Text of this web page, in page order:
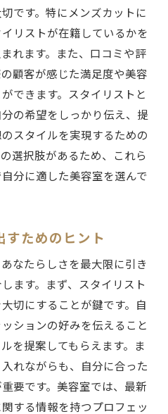
です。特にメンズカットに
リストが在籍しているかを
れます。また、口コミや評
顧客が感じた満足度や美容
できます。スタイリストと
の希望をしっかり伝え、提
スタイルを実現するための
選択肢があるため、これら
分に適した美容室を選んで
すためのヒント
なたらしさを最大限に引き
ます。まず、スタイリスト
切にすることが鍵です。自
ションの好みを伝えること
を提案してもらえます。ま
れながらも、自分に合った
要です。美容室では、最新
する情報を持つプロフェッ